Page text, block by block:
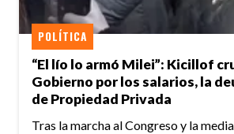
“El lío lo armó Milei”: Kicillof
Gobierno por los salarios, la
de Propiedad Privada
POLÍTICA
Tras la marcha al Congreso y la